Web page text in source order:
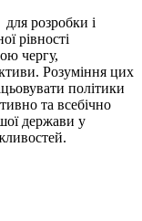
для розробки і
рівності
чергу,
Розуміння цих
політики
та всебічно
держави у